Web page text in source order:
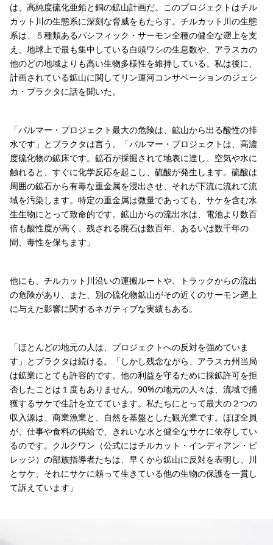
は、高純度硫化亜鉛と銅の鉱山計画だ。このプロジェクトはチル
カット川の生態系に深刻な脅威をもたらす。チルカット川の生態
系は、５種類あるパシフィック・サーモン全種の健全な遡上を支
え、地球上で最も集中している白頭ワシの生息数や、アラスカの
他のどの地域よりも高い生物多様性を維持している。私は後に、
計画されている鉱山に関してリン運河コンサベーションのジェシ
カ・プラクタに話を聞いた。
「パルマー・プロジェクト最大の危険は、鉱山から出る酸性の排
水です」とプラクタは言う。「パルマー・プロジェクトは、高濃
度硫化物の鉱床です。鉱石が採掘されて地表に達し、空気や水に
触れると、すぐに化学反応を起こし、硫酸が発生します。硫酸は
周囲の鉱石から有毒な重金属を浸出させ、それが下流に流れて流
域を汚染します。特定の重金属は微量であっても、サケを含む水
生生物にとって致命的です。鉱山からの流出水は、電池より数百
倍も酸性度が高く、残される廃石は数百年、あるいは数千年の
間、毒性を保ちます」
他にも、チルカット川沿いの運搬ルートや、トラックからの流出
の危険があり、また、別の硫化物鉱山がその近くのサーモン遡上
に与えた影響に関するネガティブな実績もある。
「ほとんどの地元の人は、プロジェクトへの反対を強めていま
す」とプラクタは続ける。「しかし残念ながら、アラスカ州当局
は鉱業にとても許容的です。他の利益を守るために採鉱許可を拒
否したことは１度もありません。90%の地元の人々は、流域で捕
獲するサケで生計を立てています。私たちにとって最大の２つの
収入源は、商業漁業と、自然を基盤とした観光業です。ほぼ全員
が、仕事や食料の供給で、きれいな水と健全なサケに依存してい
るのです。クルクワン（公式にはチルカット・インディアン・ビ
レッジ）の部族指導者たちは、早くから鉱山に反対を表明し、川
とサケ、それにサケに頼って生きている他の生物の保護を一貫し
て訴えています」